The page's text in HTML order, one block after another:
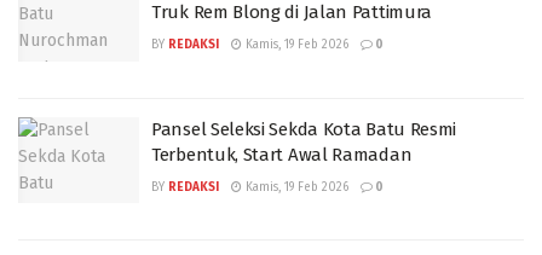
Truk Rem Blong di Jalan Pattimura
BY REDAKSI Kamis, 19 Feb 2026 0
Pansel Seleksi Sekda Kota Batu Resmi
Terbentuk, Start Awal Ramadan
BY REDAKSI Kamis, 19 Feb 2026 0